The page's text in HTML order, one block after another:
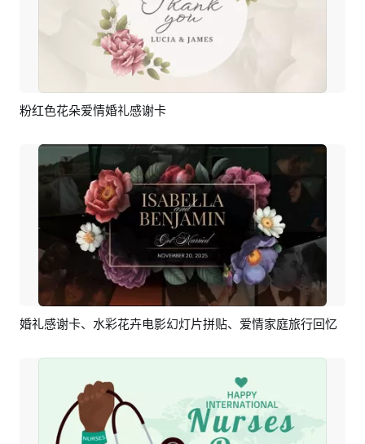
预览
粉红色花朵爱情婚礼感谢卡
预览 AI剪同款
婚礼感谢卡、水彩花卉电影幻灯片拼贴、爱情家庭旅行回忆